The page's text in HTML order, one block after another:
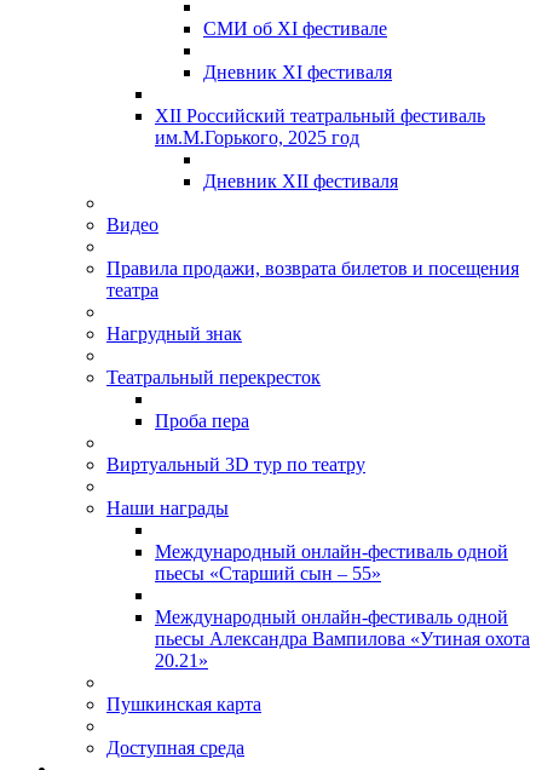
СМИ об XI фестивале
Дневник XI фестиваля
XII Российский театральный фестиваль
им.М.Горького, 2025 год
Дневник XII фестиваля
Видео
Правила продажи, возврата билетов и посещения
театра
Нагрудный знак
Театральный перекресток
Проба пера
Виртуальный 3D тур по театру
Наши награды
Международный онлайн-фестиваль одной
пьесы «Старший сын – 55»
Международный онлайн-фестиваль одной
пьесы Александра Вампилова «Утиная охота
20.21»
Пушкинская карта
Доступная среда